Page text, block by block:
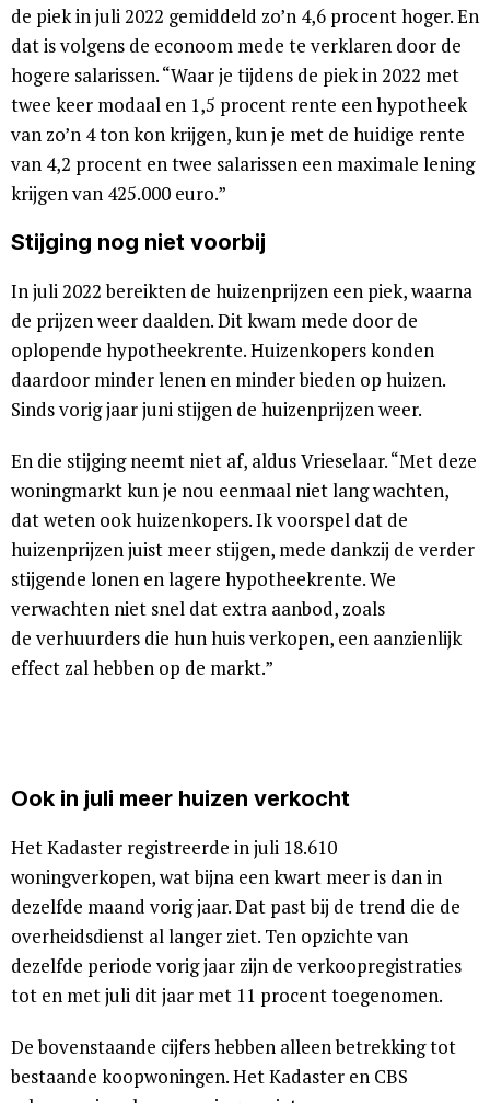
de piek in juli 2022 gemiddeld zo’n 4,6 procent hoger. En
dat is volgens de econoom mede te verklaren door de
hogere salarissen. “Waar je tijdens de piek in 2022 met
twee keer modaal en 1,5 procent rente een hypotheek
van zo’n 4 ton kon krijgen, kun je met de huidige rente
van 4,2 procent en twee salarissen een maximale lening
krijgen van 425.000 euro.”
Stijging nog niet voorbij
In juli 2022 bereikten de huizenprijzen een piek, waarna
de prijzen weer daalden. Dit kwam mede door de
oplopende hypotheekrente. Huizenkopers konden
daardoor minder lenen en minder bieden op huizen.
Sinds vorig jaar juni stijgen de huizenprijzen weer.
En die stijging neemt niet af, aldus Vrieselaar. “Met deze
woningmarkt kun je nou eenmaal niet lang wachten,
dat weten ook huizenkopers. Ik voorspel dat de
huizenprijzen juist meer stijgen, mede dankzij de verder
stijgende lonen en lagere hypotheekrente. We
verwachten niet snel dat extra aanbod, zoals
de verhuurders die hun huis verkopen, een aanzienlijk
effect zal hebben op de markt.”
Ook in juli meer huizen verkocht
Het Kadaster registreerde in juli 18.610
woningverkopen, wat bijna een kwart meer is dan in
dezelfde maand vorig jaar. Dat past bij de trend die de
overheidsdienst al langer ziet. Ten opzichte van
dezelfde periode vorig jaar zijn de verkoopregistraties
tot en met juli dit jaar met 11 procent toegenomen.
De bovenstaande cijfers hebben alleen betrekking tot
bestaande koopwoningen. Het Kadaster en CBS